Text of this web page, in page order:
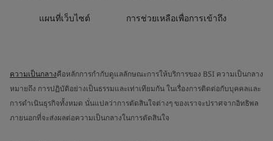
แผนที่เว็บไซต์ การช่วยเหลือเพื่อการเข้าถึง
ความเป็นกลางคือหลักการกำกับดูแลลักษณะการให้บริการของ BSI ความเป็นกลาง
หมายถึง การปฏิบัติอย่างเป็นธรรมและเท่าเทียมกัน ในเรื่องการติดต่อกับบุคคลและ
การดำเนินธุรกิจทั้งหมด นั่นแปลว่าการตัดสินใจต่างๆ ของเราจะปราศจากอิทธิพล
ภายนอกที่จะส่งผลต่อความเป็นกลางในการตัดสินใจ